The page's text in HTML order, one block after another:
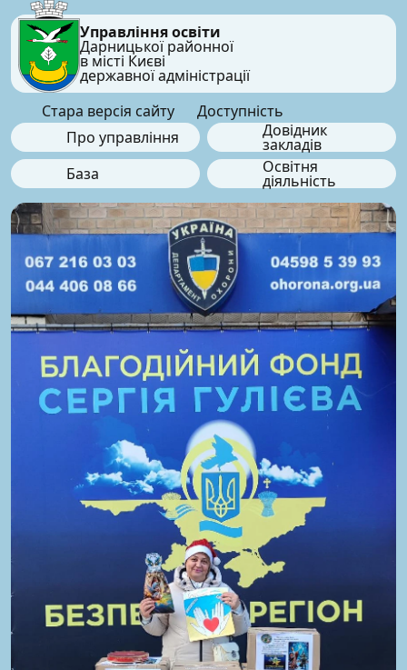
Управління освіти
Дарницької районної
в місті Києві
державної адміністрації
Стара версія сайту
Доступність
Про управління
Довідник
закладів
База
Освітня
діяльність